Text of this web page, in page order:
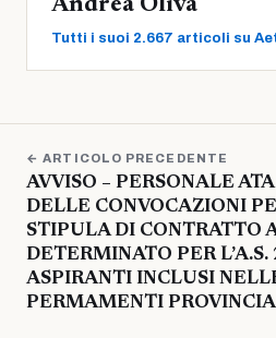
Andrea Oliva
Tutti i suoi 2.667 articoli su
← ARTICOLO PRECEDENTE
AVVISO – PERSONALE
DELLE CONVOCAZIONI
STIPULA DI CONTRATTO
DETERMINATO PER
ASPIRANTI INCLUSI
PERMAMENTI